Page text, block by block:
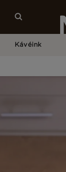
Kávéink